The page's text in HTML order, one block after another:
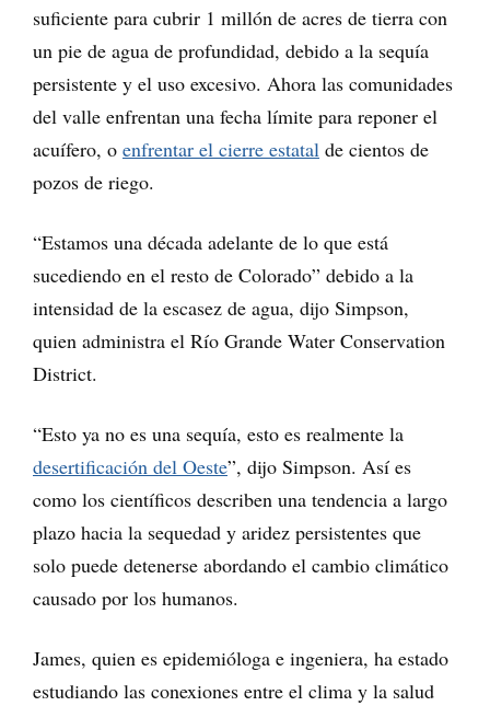
suficiente para cubrir 1 millón de acres de tierra con
un pie de agua de profundidad, debido a la sequía
persistente y el uso excesivo. Ahora las comunidades
del valle enfrentan una fecha límite para reponer el
acuífero, o enfrentar el cierre estatal de cientos de
pozos de riego.
“Estamos una década adelante de lo que está
sucediendo en el resto de Colorado” debido a la
intensidad de la escasez de agua, dijo Simpson,
quien administra el Río Grande Water Conservation
District.
“Esto ya no es una sequía, esto es realmente la
desertificación del Oeste”, dijo Simpson. Así es
como los científicos describen una tendencia a largo
plazo hacia la sequedad y aridez persistentes que
solo puede detenerse abordando el cambio climático
causado por los humanos.
James, quien es epidemióloga e ingeniera, ha estado
estudiando las conexiones entre el clima y la salud